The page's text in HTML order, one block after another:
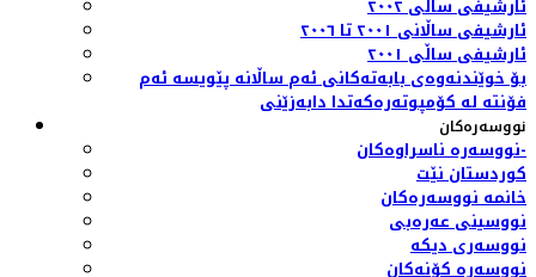
ئارشیفی ساڵی ٢٠٠٢
ئارشیفی ساڵانی ٢٠٠١ تا ٢٠٠٦
ئارشیفی ساڵی ٢٠٠١
بۆ خوێندنەوەی بابەتەکانی ئەم ساڵانە پێویسە ئەم
فۆنتە لە کۆمپوتەرەکەتدا دابەزێنی
نووسەرەکان
نووسەرە ناسراوەکان-
کوردستان نێت
خانمە نووسەرەکان
نووسینی عەرەبی
نووسەری دیکە
نووسەرە کۆنەکان